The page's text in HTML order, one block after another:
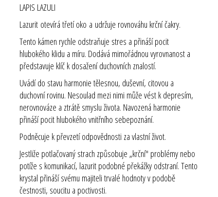
LAPIS LAZULI
Lazurit otevírá třetí oko a udržuje rovnováhu krční čakry.
Tento kámen rychle odstraňuje stres a přináší pocit
hlubokého klidu a míru. Dodává mimořádnou vyrovnanost a
představuje klíč k dosažení duchovních znalostí.
Uvádí do stavu harmonie tělesnou, duševní, citovou a
duchovní rovinu. Nesoulad mezi nimi může vést k depresím,
nerovnováze a ztrátě smyslu života. Navozená harmonie
přináší pocit hlubokého vnitřního sebepoznání.
Podněcuje k převzetí odpovědnosti za vlastní život.
Jestliže potlačovaný strach způsobuje „krční" problémy nebo
potíže s komunikací, lazurit podobné překážky odstraní. Tento
krystal přináší svému majiteli trvalé hodnoty v podobě
čestnosti, soucitu a poctivosti.